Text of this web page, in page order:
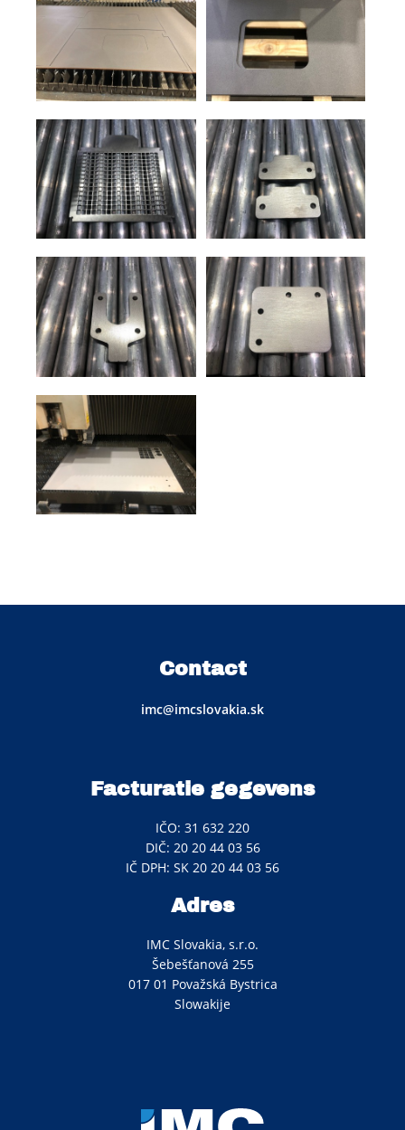
Contact
imc@imcslovakia.sk
Facturatie gegevens
IČO: 31 632 220
DIČ: 20 20 44 03 56
IČ DPH: SK 20 20 44 03 56
Adres
IMC Slovakia, s.r.o.
Šebešťanová 255
017 01 Považská Bystrica
Slowakije